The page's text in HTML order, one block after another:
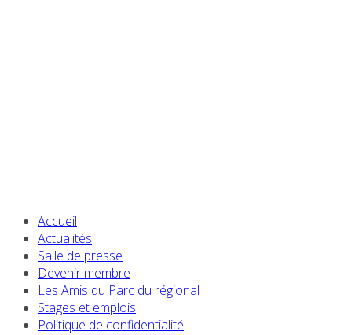
Accueil
Actualités
Salle de presse
Devenir membre
Les Amis du Parc du régional
Stages et emplois
Politique de confidentialité